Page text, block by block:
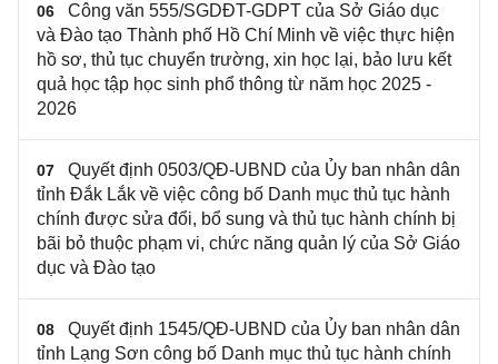
06
Công văn 555/SGDĐT-GDPT của Sở Giáo dục
và Đào tạo Thành phố Hồ Chí Minh về việc thực hiện
hồ sơ, thủ tục chuyển trường, xin học lại, bảo lưu kết
quả học tập học sinh phổ thông từ năm học 2025 -
2026
07
Quyết định 0503/QĐ-UBND của Ủy ban nhân dân
tỉnh Đắk Lắk về việc công bố Danh mục thủ tục hành
chính được sửa đổi, bổ sung và thủ tục hành chính bị
bãi bỏ thuộc phạm vi, chức năng quản lý của Sở Giáo
dục và Đào tạo
08
Quyết định 1545/QĐ-UBND của Ủy ban nhân dân
tỉnh Lạng Sơn công bố Danh mục thủ tục hành chính